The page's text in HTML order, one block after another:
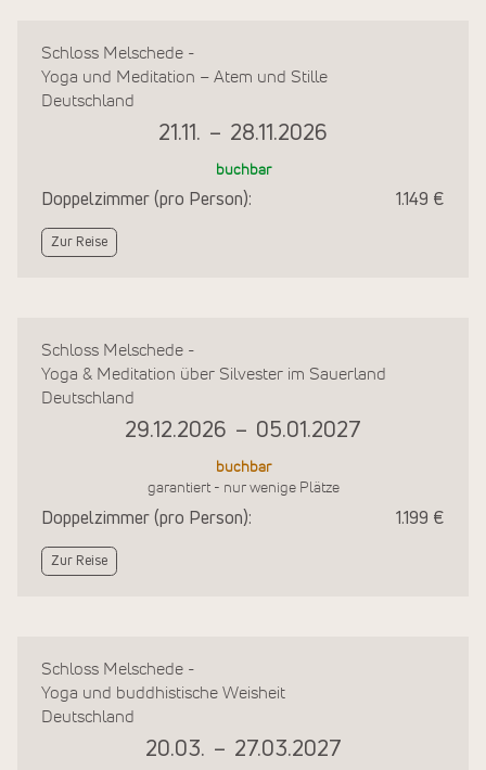
Schloss Melschede -
Yoga und Meditation – Atem und Stille
Deutschland
21.11. – 28.11.2026
buchbar
Doppelzimmer (pro Person): 1.149 €
Zur Reise
Schloss Melschede -
Yoga & Meditation über Silvester im Sauerland
Deutschland
29.12.2026 – 05.01.2027
buchbar
garantiert - nur wenige Plätze
Doppelzimmer (pro Person): 1.199 €
Zur Reise
Schloss Melschede -
Yoga und buddhistische Weisheit
Deutschland
20.03. – 27.03.2027